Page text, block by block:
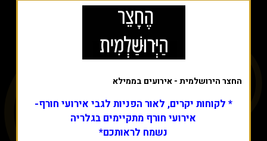
החצר הירושלמית - אירועים בממילא
* לקוחות יקרים, לאור הפניות לגבי אירועי חורף-
אירועי חורף מתקיימים בגלריה
נשמח לראותכם*